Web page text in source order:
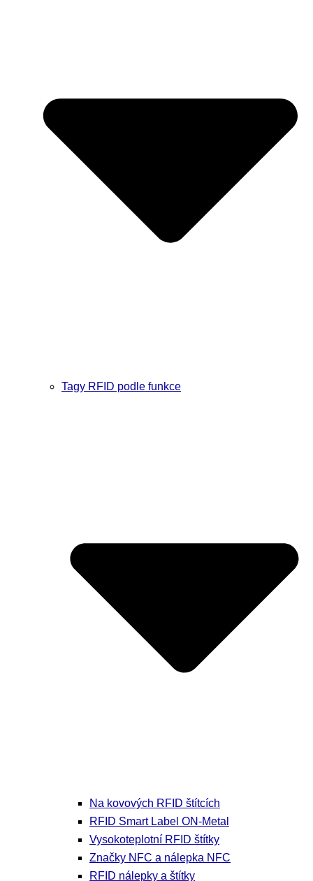
Tagy RFID podle funkce
Na kovových RFID štítcích
RFID Smart Label ON-Metal
Vysokoteplotní RFID štítky
Značky NFC a nálepka NFC
RFID nálepky a štítky